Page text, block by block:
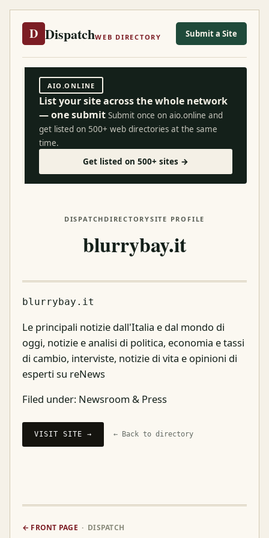
D DispatchWEB DIRECTORY Submit a Site
AIO.ONLINE
List your site across the whole network
— one submit Submit once on aio.online and
get listed on 500+ web directories at the same
time.
Get listed on 500+ sites →
DISPATCH DIRECTORYSITE PROFILE
blurrybay.it
blurrybay.it
Le principali notizie dall'Italia e dal mondo di
oggi, notizie e analisi di politica, economia e tassi
di cambio, interviste, notizie di vita e opinioni di
esperti su reNews
Filed under: Newsroom & Press
VISIT SITE → ← Back to directory
← FRONT PAGE · DISPATCH